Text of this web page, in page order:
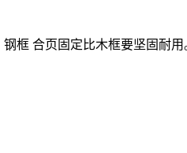
框 合页固定比木框要坚固耐用